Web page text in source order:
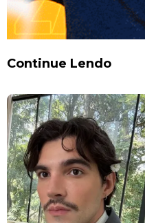
Continue Lendo